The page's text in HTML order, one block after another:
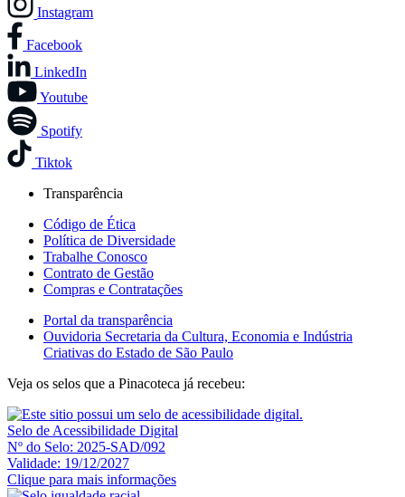
Instagram
Facebook
LinkedIn
Youtube
Spotify
Tiktok
Transparência
Código de Ética
Política de Diversidade
Trabalhe Conosco
Contrato de Gestão
Compras e Contratações
Portal da transparência
Ouvidoria Secretaria da Cultura, Economia e Indústria
Criativas do Estado de São Paulo
Veja os selos que a Pinacoteca já recebeu:
Selo de Acessibilidade Digital
Nº do Selo: 2025-SAD/092
Validade: 19/12/2027
Clique para mais informações